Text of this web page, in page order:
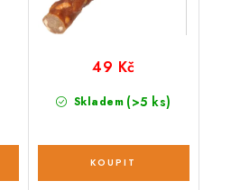
Skladem (>5 ks)
49 Kč